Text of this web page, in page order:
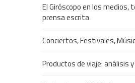
El Giróscopo en los medios,
prensa escrita
Conciertos, Festivales,
Productos de viaje: análisis